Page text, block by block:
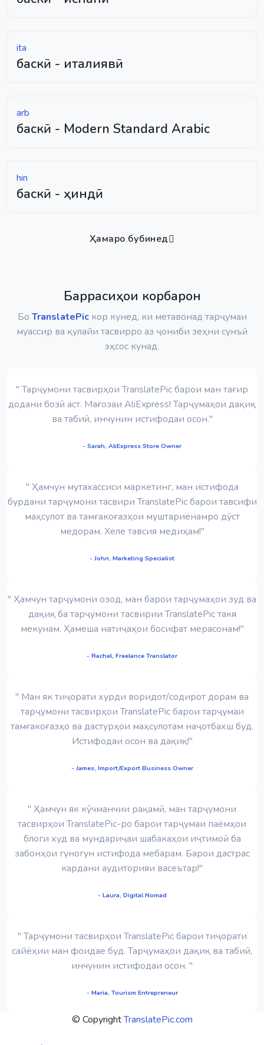
ita
баскӣ - италиявӣ
arb
баскӣ - Modern Standard Arabic
hin
баскӣ - ҳиндӣ
Ҳамаро бубинед
Баррасиҳои корбарон
Бо TranslatePicкор кунед, ки метавонад тарҷумаи
муассир ва қулайи тасвирро аз ҷониби зеҳни сунъӣ
эҳсос кунад.
" Тарҷумони тасвирҳои TranslatePic барои ман тағир
додани бозӣ аст. Мағозаи AliExpress! Тарҷумаҳои дақиқ
ва табиӣ, инчунин истифодаи осон."
- Sarah, AliExpress Store Owner
" Ҳамчун мутахассиси маркетинг, ман истифода
бурдани тарҷумони тасвири TranslatePic барои тавсифи
маҳсулот ва тамғакоғазҳои муштариёнамро дӯст
медорам. Хеле тавсия медиҳам!"
- John, Marketing Specialist
" Ҳамчун тарҷумони озод, ман барои тарҷумаҳои зуд ва
дақиқ ба тарҷумони тасвирии TranslatePic такя
мекунам. Ҳамеша натиҷаҳои босифат мерасонам!"
- Rachel, Freelance Translator
" Ман як тиҷорати хурди воридот/содирот дорам ва
тарҷумони тасвирҳои TranslatePic барои тарҷумаи
тамғакоғазҳо ва дастурҳои маҳсулотам наҷотбахш буд.
Истифодаи осон ва дақиқ!"
- James, Import/Export Business Owner
" Ҳамчун як кӯчманчии рақамӣ, ман тарҷумони
тасвирҳои TranslatePic-ро барои тарҷумаи паёмҳои
блоги худ ва мундариҷаи шабакаҳои иҷтимоӣ ба
забонҳои гуногун истифода мебарам. Барои дастрас
кардани аудиторияи васеътар!"
- Laura, Digital Nomad
" Тарҷумони тасвирҳои TranslatePic барои тиҷорати
сайёҳии ман фоидае буд. Тарҷумаҳои дақиқ ва табиӣ,
инчунин истифодаи осон. "
- Maria, Tourism Entrepreneur
© CopyrightTranslatePic.com